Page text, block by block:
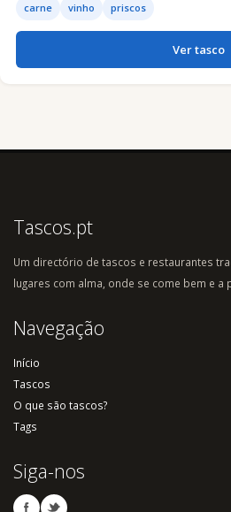
carne vinho priscos
Ver tasco
Tascos.pt
Um directório de tascos e restaurantes
lugares com alma, onde se come bem e a
Navegação
Início
Tascos
O que são tascos?
Tags
Siga-nos